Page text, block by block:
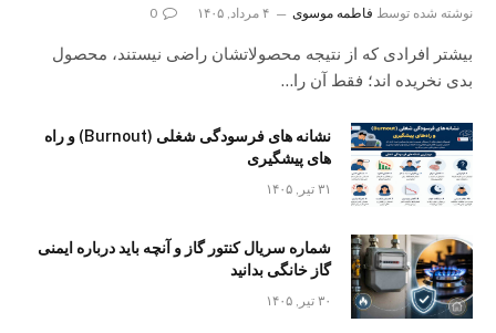
نوشته شده توسط فاطمه موسوی ۴ مرداد, ۱۴۰۵ 0
بیشتر افرادی که از نتیجه محصولاتشان راضی نیستند، محصول
بدی نخریده اند؛ فقط آن را…
نشانه های فرسودگی شغلی (Burnout) و راه
های پیشگیری
۳۱ تیر, ۱۴۰۵
شماره سریال کنتور گاز و آنچه باید درباره ایمنی
گاز خانگی بدانید
۳۰ تیر, ۱۴۰۵